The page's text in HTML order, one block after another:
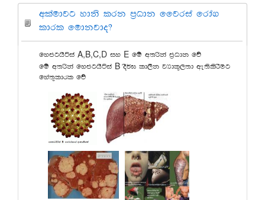
wlaudjg ydks lrk m%Odk ffjria frda.
ldrl fudkjdo@
fymghsáia A,B,C,D iy E fï w;rska m%Odk fõ
fï w;rska fymghsáia B oS¾> ld,Sk jHdl+,;d we;slsrSug
fya;=ldrl fõ